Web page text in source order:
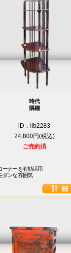
時代
隅棚
iD：ilb2283
24,800円
ご売約済
ーナーを有効活用
ダンな雰囲気